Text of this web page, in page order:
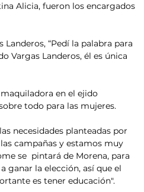
Alicia, fueron los encargados
“Pedí la palabra para
Vargas Landeros, él es única
en el ejido
todo para las mujeres.
necesidades planteadas por
campañas y estamos muy
se  pintará de Morena, para
ganar la elección, así que el
es tener educación".